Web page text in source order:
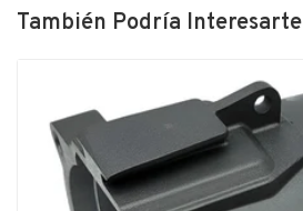
También Podría Interesarte